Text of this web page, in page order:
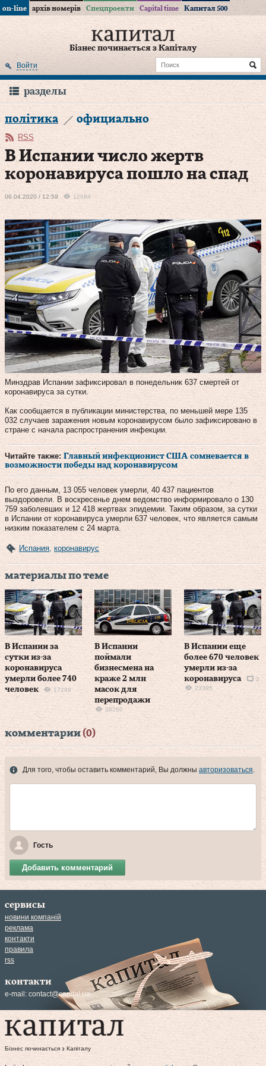
on-line архів номерів Спецпроекти Capital time Капитал 500
Бізнес починається з Капіталу
Войти
разделы
політика официально
RSS
В Испании число жертв
коронавируса пошло на спад
06.04.2020 / 12:59 12684
Минздрав Испании зафиксировал в понедельник 637 смертей от
коронавируса за сутки.
Как сообщается в публикации министерства, по меньшей мере 135
032 случаев заражения новым коронавирусом было зафиксировано в
стране с начала распространения инфекции.
Читайте также: Главный инфекционист США сомневается в
возможности победы над коронавирусом
По его данным, 13 055 человек умерли, 40 437 пациентов
выздоровели. В воскресенье днем ведомство информировало о 130
759 заболевших и 12 418 жертвах эпидемии. Таким образом, за сутки
в Испании от коронавируса умерли 637 человек, что является самым
низким показателем с 24 марта.
Испания коронавирус
материалы по теме
В Испании за
сутки из-за
коронавируса
умерли более 740
человек
17289
В Испании
поймали
бизнесмена на
краже 2 млн
масок для
перепродажи
38260
В Испании еще
более 670 человек
умерли из-за
коронавируса
2
23395
комментарии (0)
Для того, чтобы оставить комментарий, Вы должны авторизоваться.
Гость
Добавить комментарий
сервисы
новини компаній
реклама
контакти
правила
rss
контакти
e-mail: contact@capital.ua
Бізнес починається з Капіталу